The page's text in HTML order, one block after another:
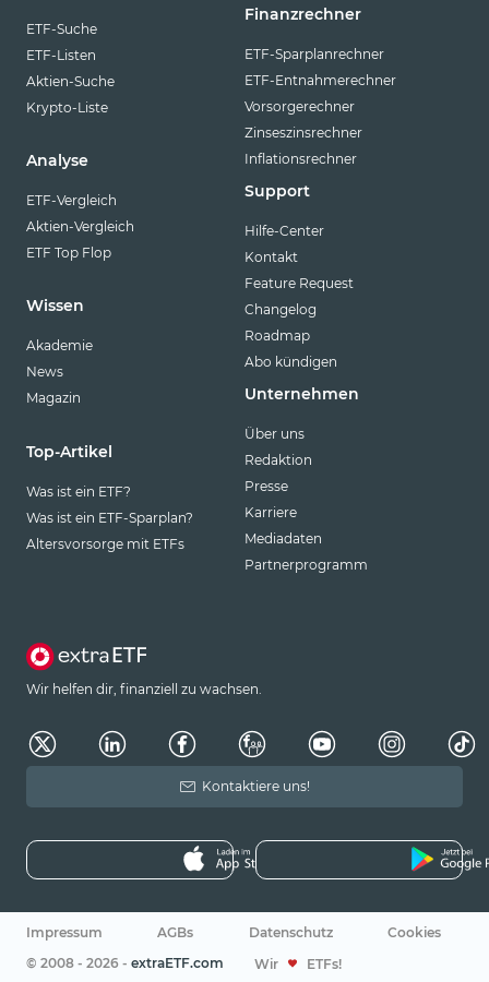
ETF-Suche
ETF-Listen
Aktien-Suche
Krypto-Liste
Analyse
ETF-Vergleich
Aktien-Vergleich
ETF Top Flop
Wissen
Akademie
News
Magazin
Top-Artikel
Was ist ein ETF?
Was ist ein ETF-Sparplan?
Altersvorsorge mit ETFs
Finanzrechner
ETF-Sparplanrechner
ETF-Entnahmerechner
Vorsorgerechner
Zinseszinsrechner
Inflationsrechner
Support
Hilfe-Center
Kontakt
Feature Request
Changelog
Roadmap
Abo kündigen
Unternehmen
Über uns
Redaktion
Presse
Karriere
Mediadaten
Partnerprogramm
Wir helfen dir, finanziell zu wachsen.
Kontaktiere uns!
Impressum AGBs Datenschutz
Cookies
© 2008 - 2026 - extraETF.com Wir ETFs!